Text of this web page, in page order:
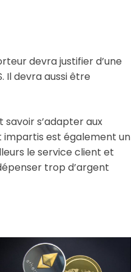
devra justifier d’une
Il devra aussi être
savoir s’adapter aux
impartis est également un
le service client et
trop d’argent